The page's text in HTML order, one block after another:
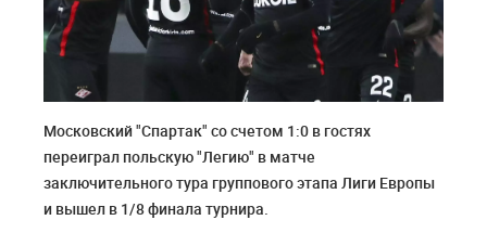
Московский "Спартак" со счетом 1:0 в гостях
переиграл польскую "Легию" в матче
заключительного тура группового этапа Лиги Европы
и вышел в 1/8 финала турнира.